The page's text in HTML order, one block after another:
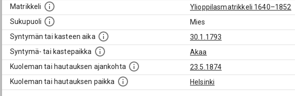
Matrikkeli
Ylioppilasmatrikkeli 1640–1852
Sukupuoli
Mies
Syntymän tai kasteen aika
30.1.1793
Syntymä- tai kastepaikka
Akaa
Kuoleman tai hautauksen ajankohta
23.5.1874
Kuoleman tai hautauksen paikka
Helsinki